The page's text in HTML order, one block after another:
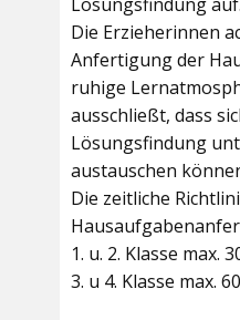
Die Erzieherinnen
Anfertigung der
ruhige
ausschließt, dass
Lösungsfindung
austauschen
Die zeitliche
1. u. 2. Klasse max.
3. u 4. Klasse max.